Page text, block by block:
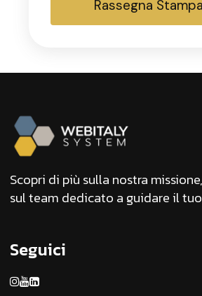
Rassegna Stampa
Scopri di più sulla nostra
sul team dedicato a guidare il
Seguici